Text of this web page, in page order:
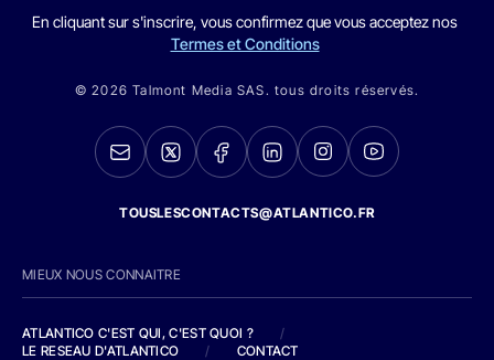
En cliquant sur s'inscrire, vous confirmez que vous acceptez nos
Termes et Conditions
© 2026 Talmont Media SAS. tous droits réservés.
TOUSLESCONTACTS@ATLANTICO.FR
MIEUX NOUS CONNAITRE
ATLANTICO C'EST QUI, C'EST QUOI ?
/
LE RESEAU D'ATLANTICO
/ CONTACT